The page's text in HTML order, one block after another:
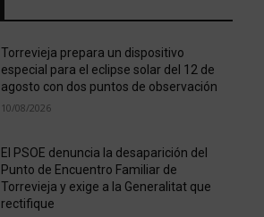
Torrevieja prepara un dispositivo
especial para el eclipse solar del 12 de
agosto con dos puntos de observación
10/08/2026
El PSOE denuncia la desaparición del
Punto de Encuentro Familiar de
Torrevieja y exige a la Generalitat que
rectifique